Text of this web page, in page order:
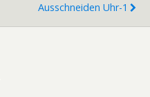
Ausschneiden Uhr-1